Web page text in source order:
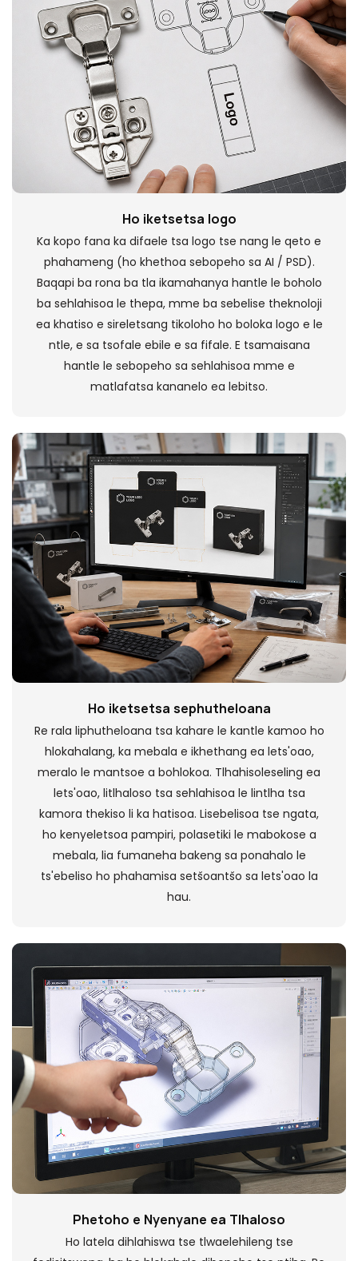
Ho iketsetsa logo
Ka kopo fana ka difaele tsa logo tse nang le qeto e
phahameng (ho khethoa sebopeho sa AI / PSD).
Baqapi ba rona ba tla ikamahanya hantle le boholo
ba sehlahisoa le thepa, mme ba sebelise theknoloji
ea khatiso e sireletsang tikoloho ho boloka logo e le
ntle, e sa tsofale ebile e sa fifale. E tsamaisana
hantle le sebopeho sa sehlahisoa mme e
matlafatsa kananelo ea lebitso.
Ho iketsetsa sephutheloana
Re rala liphutheloana tsa kahare le kantle kamoo ho
hlokahalang, ka mebala e ikhethang ea lets'oao,
meralo le mantsoe a bohlokoa. Tlhahisoleseling ea
lets'oao, litlhaloso tsa sehlahisoa le lintlha tsa
kamora thekiso li ka hatisoa. Lisebelisoa tse ngata,
ho kenyeletsoa pampiri, polasetiki le mabokose a
mebala, lia fumaneha bakeng sa ponahalo le
ts'ebeliso ho phahamisa setšoantšo sa lets'oao la
hau.
Phetoho e Nyenyane ea Tlhaloso
Ho latela dihlahiswa tse tlwaelehileng tse